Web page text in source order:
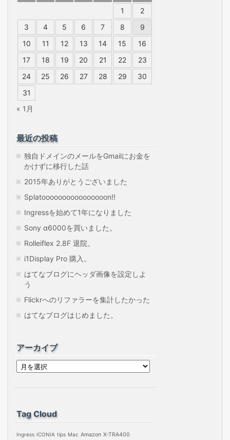
1
2
3
4 5 6 7 8
9
10
11 12 13 14 15
16
17
18 19 20 21 22
23
24
25 26 27 28 29
30
31
« 1月
最近の投稿
独自ドメインのメールをGmailにお金を
かけずに移行した話
2015年ありがとうございました
Splatoooooooooooooooon!!
Ingressを始めて1年になりました
Sony α6000を買いました。
Rolleiflex 2.8F 退院。
i1Display Pro 購入。
はてなブログにヘッダ画像を設定しよ
う
Flickrへのリファラーを集計したかった
はてなブログはじめました。
アーカイブ
ア
ブ
Tag Cloud
Ingress ICONIA tips Mac Amazon X-TRA400